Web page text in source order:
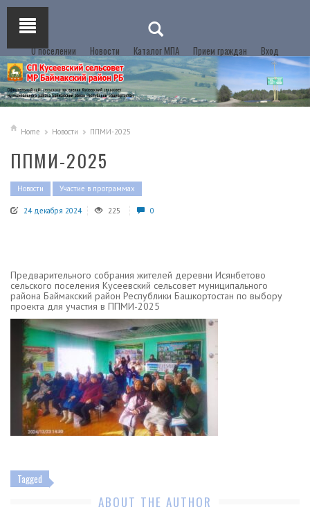
О поселении Новости Каталог МПА Прием граждан Вход
Home Новости ППМИ-2025
ППМИ-2025
Новости Участие в программах
24 декабря 2024 225 0
Предварительного собрания жителей деревни Исянбетово
сельского поселения Кусеевский сельсовет муниципального
района Баймакский район Республики Башкортостан по выбору
проекта для участия в ППМИ-2025
Tagged
ABOUT THE AUTHOR